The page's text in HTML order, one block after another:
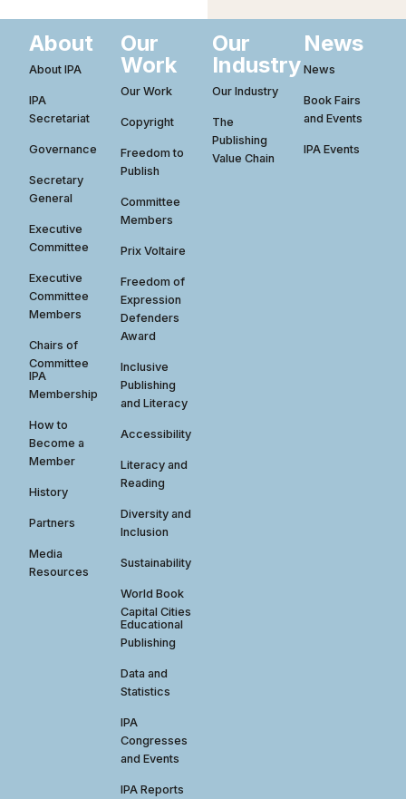
About
About IPA
IPA
Secretariat
Governance
Secretary
General
Executive
Committee
Executive
Committee
Members
Chairs of
Committee
IPA
Membership
How to
Become a
Member
History
Partners
Media
Resources
Our
Work
Our Work
Copyright
Freedom to
Publish
Committee
Members
Prix Voltaire
Freedom of
Expression
Defenders
Award
Inclusive
Publishing
and Literacy
Accessibility
Literacy and
Reading
Diversity and
Inclusion
Sustainability
World Book
Capital Cities
Educational
Publishing
Data and
Statistics
IPA
Congresses
and Events
IPA Reports
Our
Industry
Our Industry
The
Publishing
Value Chain
News
News
Book Fairs
and Events
IPA Events